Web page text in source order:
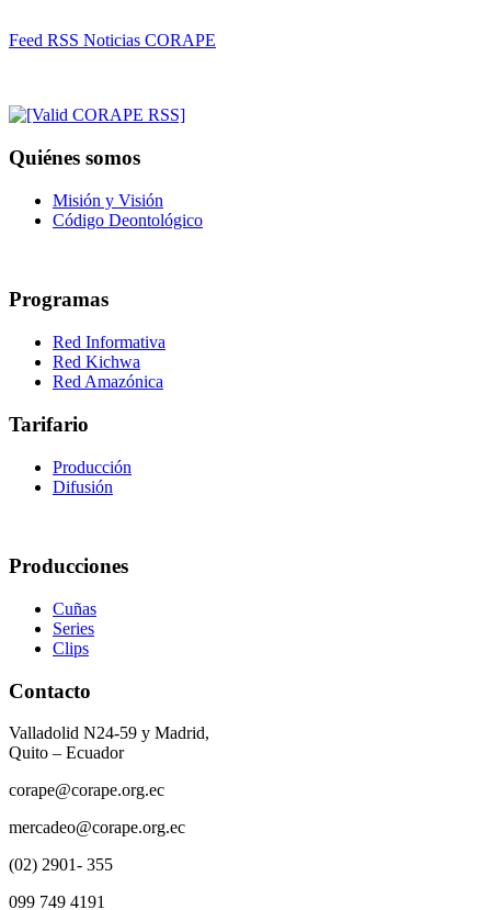
Feed RSS Noticias CORAPE
Quiénes somos
Misión y Visión
Código Deontológico
Programas
Red Informativa
Red Kichwa
Red Amazónica
Tarifario
Producción
Difusión
Producciones
Cuñas
Series
Clips
Contacto
Valladolid N24-59 y Madrid,
Quito – Ecuador
corape@corape.org.ec
mercadeo@corape.org.ec
(02) 2901- 355
099 749 4191